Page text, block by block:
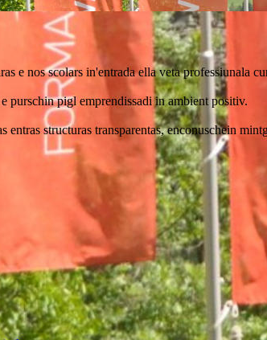
e nos scolars in'entrada ella veta
purschin pigl emprendissadi in ambient positiv.
entras structuras transparentas, enconuschein